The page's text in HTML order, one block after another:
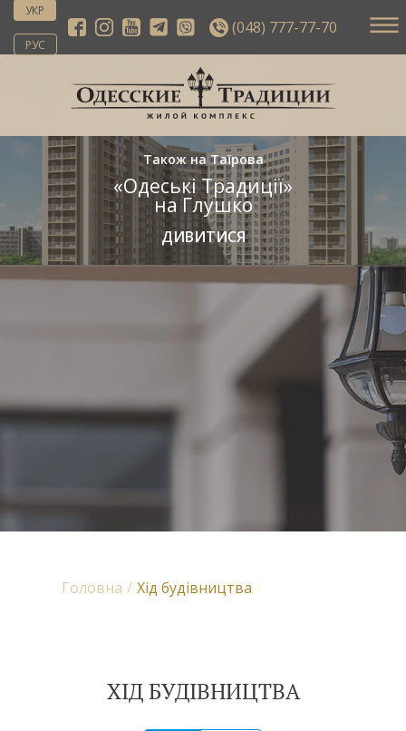
УКР
РУС
(048) 777-77-70
Також на Таїрова
«Одеські Традиції»
на Глушко
ДИВИТИСЯ
Головна Хід будівництва
ХІД БУДІВНИЦТВА